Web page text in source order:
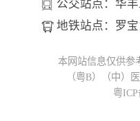
公交站点：华
地铁站点：罗
本网站信息仅供参
（粤B）（中）
粤ICP